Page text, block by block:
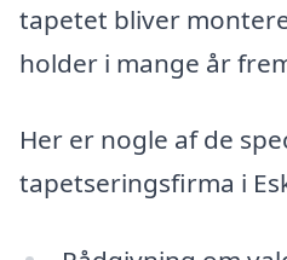
tapetet bliver
holder i mange år
Her er nogle af de
tapetseringsfirma i